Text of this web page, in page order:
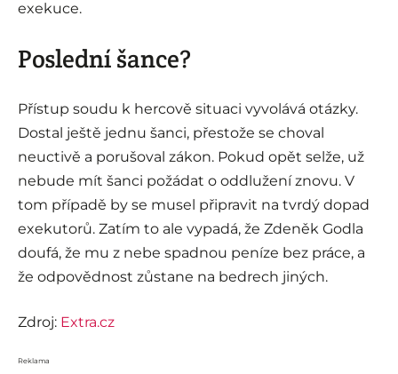
exekuce.
Poslední šance?
Přístup soudu k hercově situaci vyvolává otázky.
Dostal ještě jednu šanci, přestože se choval
neuctivě a porušoval zákon. Pokud opět selže, už
nebude mít šanci požádat o oddlužení znovu. V
tom případě by se musel připravit na tvrdý dopad
exekutorů. Zatím to ale vypadá, že Zdeněk Godla
doufá, že mu z nebe spadnou peníze bez práce, a
že odpovědnost zůstane na bedrech jiných.
Zdroj: Extra.cz
Reklama